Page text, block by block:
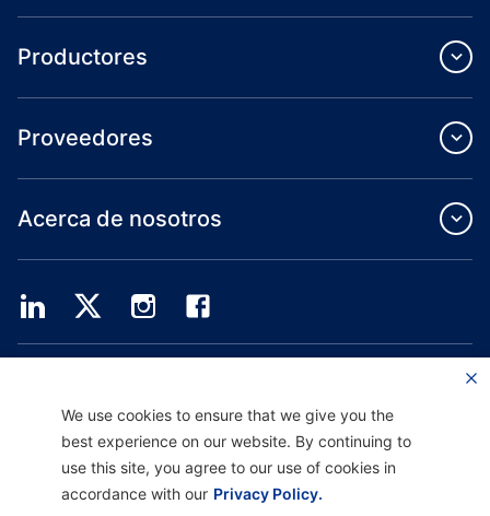
Productores
Proveedores
Acerca de nosotros
Providence Health Assurance es un HMO, HMO-POS y HMO SNP con contratos
depende de la renovación del contrato.
We use cookies to ensure that we give you the
best experience on our website. By continuing to
use this site, you agree to our use of cookies in
accordance with our Privacy Policy.